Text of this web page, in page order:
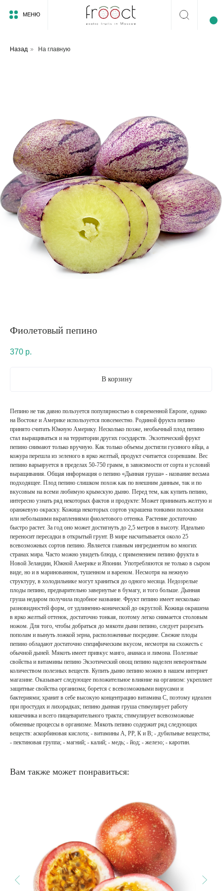
МЕНЮ
Назад » На главную
Фиолетовый пепино
370 р.
В корзину
Пепино не так давно пользуется популярностью в современной Европе, однако
на Востоке и Америке используется повсеместно. Родиной фрукта пепино
принято считать Южную Америку. Несколько позже, необычный плод пепино
стал выращиваться и на территории других государств. Экзотический фрукт
пепино снимают только вручную. Как только объемы достигли гусиного яйца, а
кожура перешла из зеленого в ярко желтый, продукт считается созревшим. Вес
пепино варьируется в пределах 50-750 грамм, в зависимости от сорта и условий
выращивания. Общая информация о пепино «Дынная груша» - название весьма
подходящее. Плод пепино слишком похож как по внешним данным, так и по
вкусовым на всеми любимую крымскую дыню. Перед тем, как купить пепино,
интересно узнать ряд некоторых фактов и продукте: Может принимать желтую и
оранжевую окраску. Кожица некоторых сортов украшена тонкими полосками
или небольшими вкраплениями фиолетового оттенка. Растение достаточно
быстро растет. За год оно может достигнуть до 2,5 метров в высоту. Идеально
переносит пересадки в открытый грунт. В мире насчитывается около 25
всевозможных сортов пепино. Является главным ингредиентом во многих
странах мира. Часто можно увидеть блюда, с применением пепино фрукта в
Новой Зеландии, Южной Америке и Японии. Употребляются не только в сыром
виде, но и в маринованном, тушенном и вареном. Несмотря на нежную
структуру, в холодильнике могут храниться до одного месяца. Недозрелые
плоды пепино, предварительно завернутые в бумагу, и того больше. Дынная
груша недаром получила подобное название. Фрукт пепино имеет несколько
разновидностей форм, от удлиненно-конической до округлой. Кожица окрашена
в ярко желтый оттенок, достаточно тонкая, поэтому легко снимается столовым
ножом. Для того, чтобы добраться до мякоти дыни пепино, следует разрезать
пополам и вынуть ложкой зерна, расположенные посредине. Свежие плоды
пепино обладают достаточно специфическим вкусом, несмотря на схожесть с
обычной дыней. Мякоть имеет привкус манго, ананаса и лимона. Полезные
свойства и витамины пепино Экзотический овощ пепино наделен невероятным
количеством полезных веществ. Купить дыню пепино можно в нашем интернет
магазине. Оказывает следующее положительное влияние на организм: укрепляет
защитные свойства организма; борется с всевозможными вирусами и
бактериями; хранит в себе высокую концентрацию витамина С, поэтому идеален
при простудах и лихорадках; пепино дынная груша стимулирует работу
кишечника и всего пищеварительного тракта; стимулирует всевозможные
обменные процессы в организме. Мякоть пепино содержит ряд следующих
веществ: аскорбиновая кислота; - витамины А, РР, К и В; - дубильные вещества;
- пектиновая группа; - магний; - калий; - медь; - йод; - железо; - каротин.
Вам также может понравиться: